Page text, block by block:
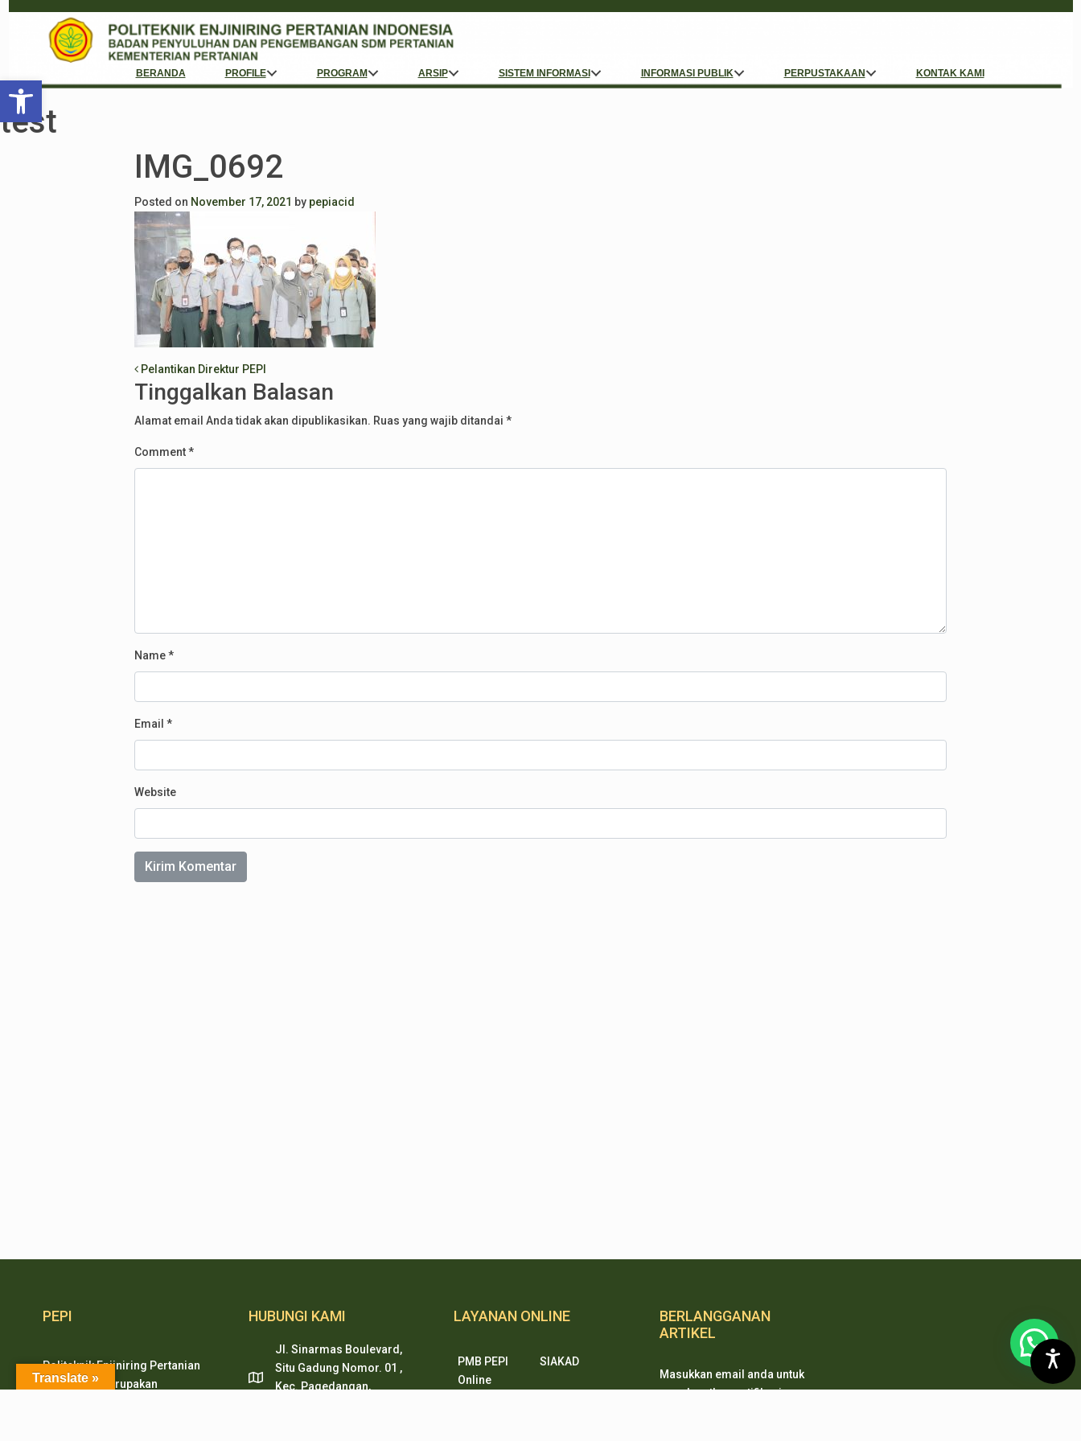
Open toolbarBERANDA PROFILE PROGRAM ARSIP SISTEM INFORMASI INFORMASI PUBLIK PERPUSTAKAAN KONTAK KAMI
test
IMG_0692
Posted on November 17, 2021 by pepiacid
Post navigation
Pelantikan Direktur PEPI
Tinggalkan Balasan
Alamat email Anda tidak akan dipublikasikan. Ruas yang wajib ditandai *
Comment*
Name*
Email *
Website
PEPI
Politeknik Enjiniring Pertanian
Indonesia merupakan
HUBUNGI KAMI
Jl. Sinarmas Boulevard,
Situ Gadung Nomor. 01 ,
Kec. Pagedangan,
LAYANAN ONLINE
PMB PEPI
Online
SIAKAD
BERLANGGANAN
ARTIKEL
Masukkan email anda untuk
mendapatkan notifikasi
Translate »